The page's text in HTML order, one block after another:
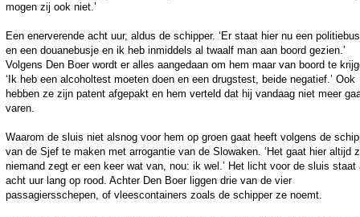
mogen zij ook niet.’
Een enerverende acht uur, aldus de schipper. ‘Er staat hier nu een
en een douanebusje en ik heb inmiddels al twaalf man aan boord gezien.’
Volgens Den Boer wordt er alles aangedaan om hem maar van boord te
‘Ik heb een alcoholtest moeten doen en een drugstest, beide negatief.’ Ook
hebben ze zijn patent afgepakt en hem verteld dat hij vandaag niet meer
varen.
Waarom de sluis niet alsnog voor hem op groen gaat heeft volgens de
van de Sjef te maken met arrogantie van de Slowaken. ‘Het gaat hier altijd
niemand zegt er een keer wat van, nou: ik wel.’ Het licht voor de sluis staat
acht uur lang op rood. Achter Den Boer liggen drie van de vier
passagiersschepen, of vleescontainers zoals de schipper ze noemt.